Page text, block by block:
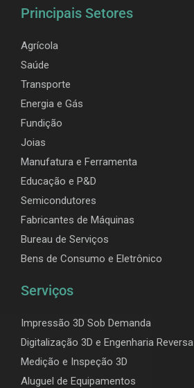
Principais Setores
Agrícola
Saúde
Transporte
Energia e Gás
Fundição
Joias
Manufatura e Ferramenta
Educação e P&D
Semicondutores
Fabricantes de Máquinas
Bureau de Serviços
Bens de Consumo e Eletrônico
Serviços
Impressão 3D Sob Demanda
Digitalização 3D e Engenharia Reversa
Medição e Inspeção 3D
Aluguel de Equipamentos